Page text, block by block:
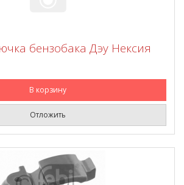
бензобака Дэу Нексия
В корзину
Отложить